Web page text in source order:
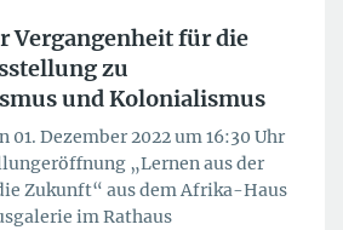
Vergangenheit für die
zu
und Kolonialismus
01. Dezember 2022 um 16:30 Uhr
„Lernen aus der
Zukunft“ aus dem Afrika-Haus
im Rathaus